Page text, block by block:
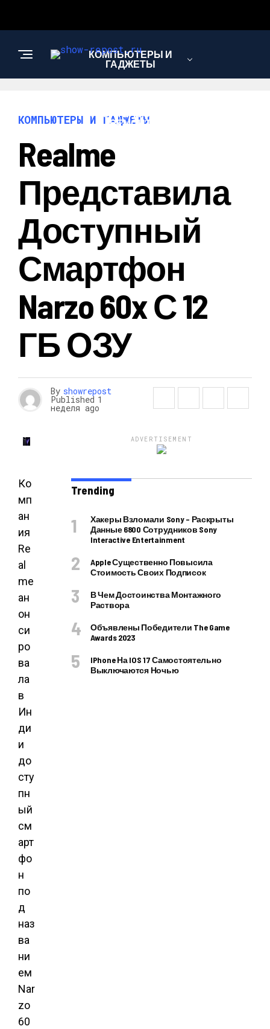
КОМПЬЮТЕРЫ И
ГАДЖЕТЫ
СТРОИТЕЛЬСТВО И
РЕМОНТ
КОМПЬЮТЕРЫ И ГАДЖЕТЫ
Realme
Представила
Доступный
Смартфон
Narzo 60x С 12
ГБ ОЗУ
By showrepost
Published 1
неделя ago
Ко
мп
ан
ия
Re
al
me
ан
он
си
ро
ва
ла
в
Ин
ди
и
до
сту
пн
ый
см
арт
фо
н
по
д
наз
ва
ни
ем
Nar
zo
60
ADVERTISEMENT
Trending
Хакеры Взломали Sony – Раскрыты
Данные 6800 Сотрудников Sony
Interactive Entertainment
Apple Существенно Повысила
Стоимость Своих Подписок
В Чем Достоинства Монтажного
Раствора
Объявлены Победители The Game
Awards 2023
IPhone На IOS 17 Самостоятельно
Выключаются Ночью